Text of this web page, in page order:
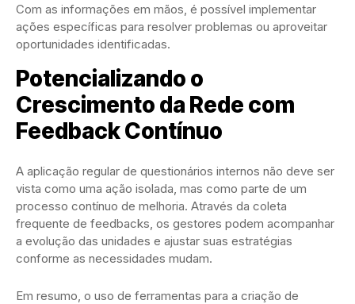
Com as informações em mãos, é possível implementar
ações específicas para resolver problemas ou aproveitar
oportunidades identificadas.
Potencializando o
Crescimento da Rede com
Feedback Contínuo
A aplicação regular de questionários internos não deve ser
vista como uma ação isolada, mas como parte de um
processo contínuo de melhoria. Através da coleta
frequente de feedbacks, os gestores podem acompanhar
a evolução das unidades e ajustar suas estratégias
conforme as necessidades mudam.
Em resumo, o uso de ferramentas para a criação de